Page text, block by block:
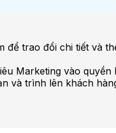
để trao đổi chi tiết và
Marketing vào quyền
và trình lên khách